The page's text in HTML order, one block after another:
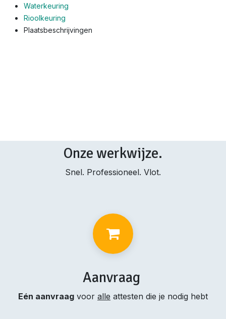
Waterkeuring
Rioolkeuring
Plaatsbeschrijvingen
Onze werkwijze.
Snel. Professioneel. Vlot.
Aanvraag
Eén aanvraag voor alle attesten die je nodig hebt